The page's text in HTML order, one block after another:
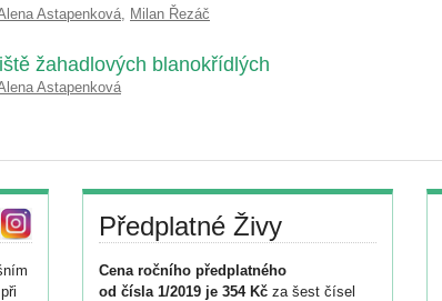
Astapenková, Milan Řezáč
žahadlových blanokřídlých
Astapenková
Předplatné Živy
Cena ročního předplatného
od čísla 1/2019 je 354 Kč za šest čísel